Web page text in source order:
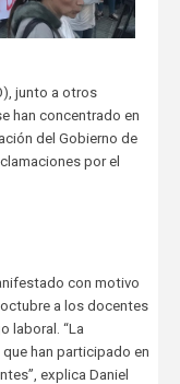
junto a otros
han concentrado en
del Gobierno de
por el
con motivo
a los docentes
laboral. “La
han participado en
explica Daniel